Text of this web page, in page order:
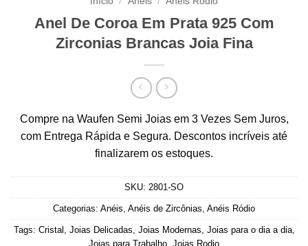
Anel De Coroa Em Prata 925 Com
Zirconias Brancas Joia Fina
Compre na Waufen Semi Joias em 3 Vezes Sem Juros,
com Entrega Rápida e Segura. Descontos incríveis até
finalizarem os estoques.
SKU: 2801-SO
Categorias: Anéis Anéis de Zircônias Anéis Ródio
Tags: Cristal Joias Delicadas Joias Modernas Joias para o dia a dia,
Joias para Trabalho Joias Rodio